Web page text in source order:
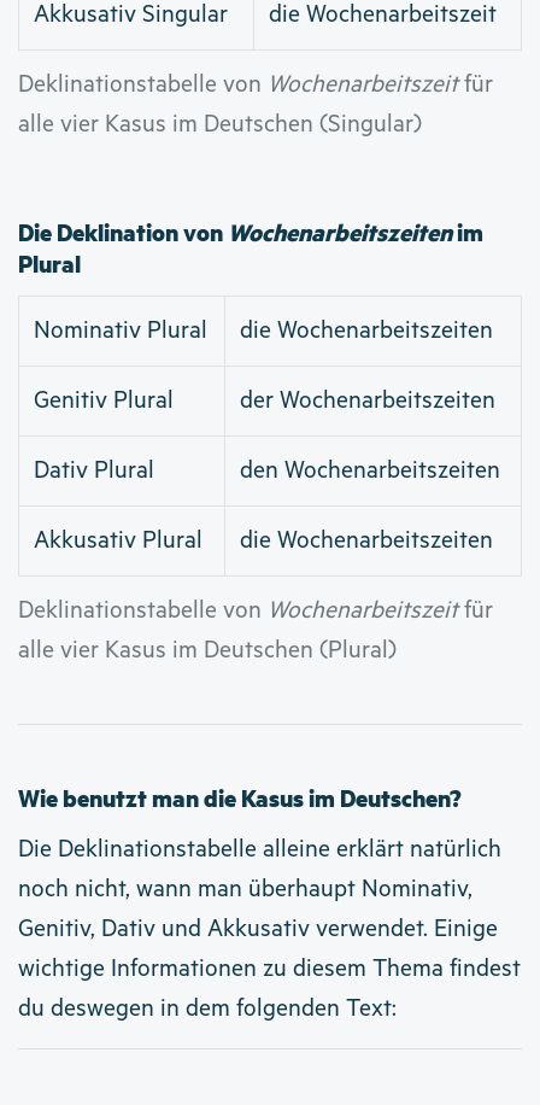
Deklinationstabelle von Wochenarbeitszeitfür
alle vier Kasus im Deutschen (Singular)
Akkusativ Singular die Wochenarbeitszeit
Die Deklination von Wochenarbeitszeitenim
Plural
Deklinationstabelle von Wochenarbeitszeitfür
alle vier Kasus im Deutschen (Plural)
Nominativ Plural die Wochenarbeitszeiten
Genitiv Plural der Wochenarbeitszeiten
Dativ Plural den Wochenarbeitszeiten
Akkusativ Plural die Wochenarbeitszeiten
Wie benutzt man die Kasus im Deutschen?
Die Deklinationstabelle alleine erklärt natürlich
noch nicht, wann man überhaupt Nominativ,
Genitiv, Dativ und Akkusativ verwendet. Einige
wichtige Informationen zu diesem Thema findest
du deswegen in dem folgenden Text: